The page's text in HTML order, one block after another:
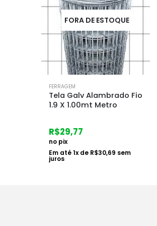
FERRAGEM
Corrente Pvc
Preta/amarela 10mt
R$144,05
no pix
Em até2x deR$74,25 sem
juros